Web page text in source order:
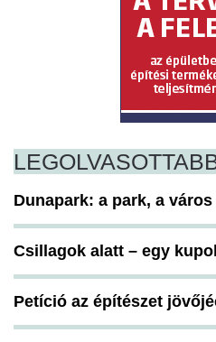
Dunapark: a park, a
Csillagok alatt – egy
Petíció az építészet